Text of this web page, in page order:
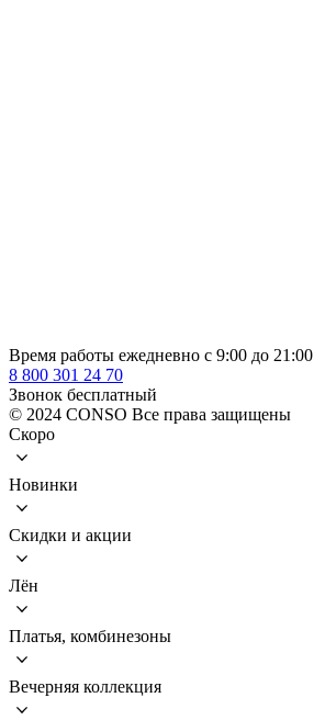
Время работы ежедневно с 9:00 до 21:00
8 800 301 24 70
Звонок бесплатный
© 2024 CONSO Все права защищены
Скоро
Новинки
Скидки и акции
Лён
Платья, комбинезоны
Вечерняя коллекция